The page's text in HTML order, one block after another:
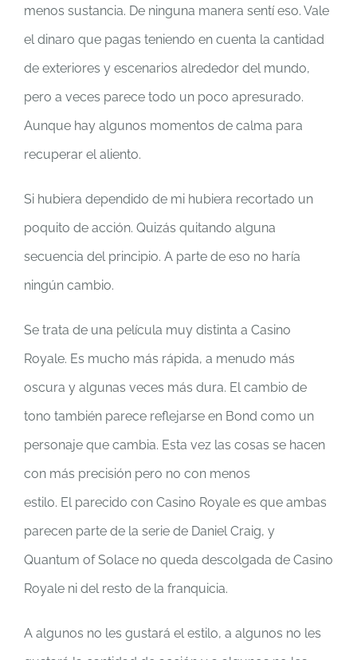
menos sustancia. De ninguna manera sentí eso. Vale
el dinaro que pagas teniendo en cuenta la cantidad
de exteriores y escenarios alrededor del mundo,
pero a veces parece todo un poco apresurado.
Aunque hay algunos momentos de calma para
recuperar el aliento.
Si hubiera dependido de mi hubiera recortado un
poquito de acción. Quizás quitando alguna
secuencia del principio. A parte de eso no haría
ningún cambio.
Se trata de una película muy distinta a Casino
Royale. Es mucho más rápida, a menudo más
oscura y algunas veces más dura. El cambio de
tono también parece reflejarse en Bond como un
personaje que cambia. Esta vez las cosas se hacen
con más precisión pero no con menos
estilo. El parecido con Casino Royale es que ambas
parecen parte de la serie de Daniel Craig, y
Quantum of Solace no queda descolgada de Casino
Royale ni del resto de la franquicia.
A algunos no les gustará el estilo, a algunos no les